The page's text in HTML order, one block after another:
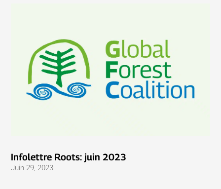
Infolettre Roots: juin 2023
Juin 29, 2023